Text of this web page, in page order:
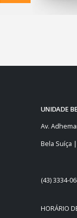
UNIDADE
Av.
Bela Suíça
(43) 3334-
HORÁRIO